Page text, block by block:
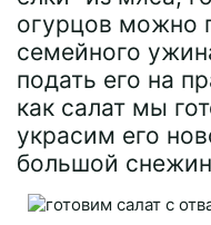
огурцов можно
семейного
подать его на
как салат мы
украсим его
большой